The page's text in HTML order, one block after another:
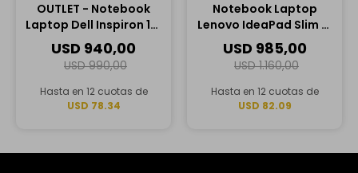
OUTLET - Notebook
Laptop Dell Inspiron 16"
Táctil, AMD Ryzen 7
250, 16GB RAM, 1TB SSD
USD 940,00
USD 990,00
Hasta en 12 cuotas de
USD 78.34
Notebook Laptop
Lenovo IdeaPad Slim 5i
16" Táctil, Intel Core 7
240H, 16GB RAM, 1TB
SSD
USD 985,00
USD 1.160,00
Hasta en 12 cuotas de
USD 82.09